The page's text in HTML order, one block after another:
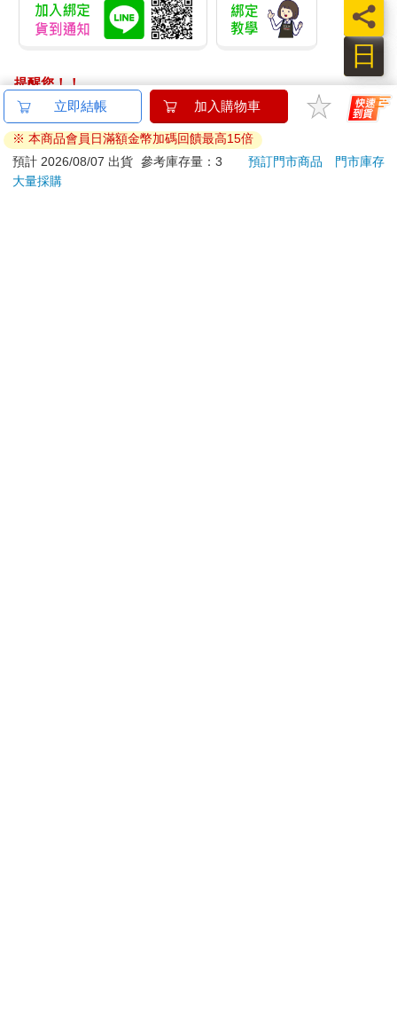
提醒您！！
金石堂及銀行均不會請您操作ATM! 如接獲電話要求您前往
ATM提款機，請不要聽從指示，以免受騙上當！
退換貨須知：
**提醒您，鑑賞期不等於試用期，退回商品須為全新狀態**
立即結帳 加入購物車
※ 本商品會員日滿額金幣加碼回饋最高15倍
預計 2026/08/07 出貨 參考庫存量：3 預訂門市商品
門市庫存
大量採購
日
員